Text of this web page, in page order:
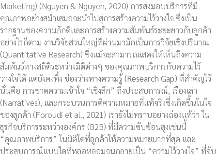
Marketing) (Nguyen & Nguyen, 2020) การส่งมอบบริการที่มี
คุณภาพอย่างสม่ำเสมอจะนำไปสู่การสร้างความไว้วางใจ ซึ่งเป็น
รากฐานของความภักดีและการสร้างความสัมพันธ์ระยะยาวกับลูกค้า
อย่างไรก็ตาม งานวิจัยส่วนใหญ่ที่ผ่านมามักเป็นการวิจัยเชิงปริมาณ
(Quantitative Research) ซึ่งแม้จะสามารถแสดงให้เห็นถึงความ
สัมพันธ์ทางสถิติระหว่างมิติต่างๆ ของคุณภาพบริการกับความไว้
วางใจได้ แต่ยังคงทิ้ง ช่องว่างทางความรู้ (Research Gap) ที่สำคัญไว้
นั่นคือ การขาดความเข้าใจ “เชิงลึก” ถึงประสบการณ์, เรื่องเล่า
(Narratives), และกระบวนการตีความหมายที่แท้จริงซึ่งเกิดขึ้นในใจ
ของลูกค้า (Foroudi et al., 2021) เรายังไม่ทราบอย่างถ่องแท้ว่า ใน
ธุรกิจบริการระหว่างองค์กร (B2B) ที่มีความซับซ้อนสูงเช่นนี้
“คุณภาพบริการ” ในมิติใดที่ลูกค้าให้ความหมายมากที่สุด และ
ประสบการณ์แบบใดที่หล่อหลอมจนกลายเป็น “ความไว้วางใจ” ที่จับ